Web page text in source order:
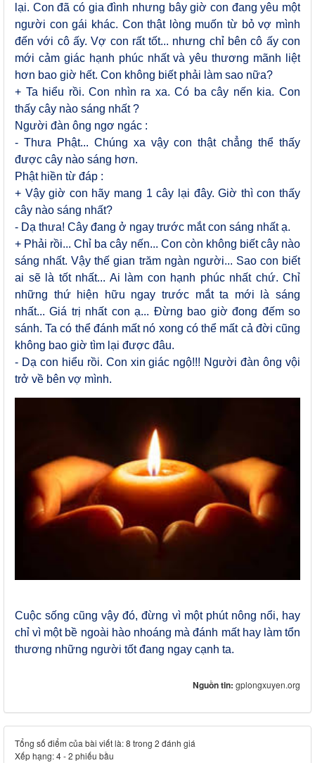
lại. Con đã có gia đình nhưng bây giờ con đang yêu một
người con gái khác. Con thật lòng muốn từ bỏ vợ mình
đến với cô ấy. Vợ con rất tốt... nhưng chỉ bên cô ấy con
mới cảm giác hạnh phúc nhất và yêu thương mãnh liệt
hơn bao giờ hết. Con không biết phải làm sao nữa?
+ Ta hiểu rồi. Con nhìn ra xa. Có ba cây nến kia. Con
thấy cây nào sáng nhất ?
Người đàn ông ngơ ngác :
- Thưa Phật... Chúng xa vậy con thật chẳng thể thấy
được cây nào sáng hơn.
Phật hiền từ đáp :
+ Vậy giờ con hãy mang 1 cây lại đây. Giờ thì con thấy
cây nào sáng nhất?
- Dạ thưa! Cây đang ở ngay trước mắt con sáng nhất ạ.
+ Phải rồi... Chỉ ba cây nến... Con còn không biết cây nào
sáng nhất. Vậy thế gian trăm ngàn người... Sao con biết
ai sẽ là tốt nhất... Ai làm con hạnh phúc nhất chứ. Chỉ
những thứ hiện hữu ngay trước mắt ta mới là sáng
nhất... Giá trị nhất con ạ... Đừng bao giờ đong đếm so
sánh. Ta có thể đánh mất nó xong có thể mất cả đời cũng
không bao giờ tìm lại được đâu.
- Dạ con hiểu rồi. Con xin giác ngộ!!! Người đàn ông vội
trở về bên vợ mình.
Cuộc sống cũng vậy đó, đừng vì một phút nông nổi, hay
chỉ vì một bề ngoài hào nhoáng mà đánh mất hay làm tổn
thương những người tốt đang ngay cạnh ta.
Nguồn tin: gplongxuyen.org
Tổng số điểm của bài viết là: 8 trong 2 đánh giá
Xếp hạng:4-2 phiếu bầu